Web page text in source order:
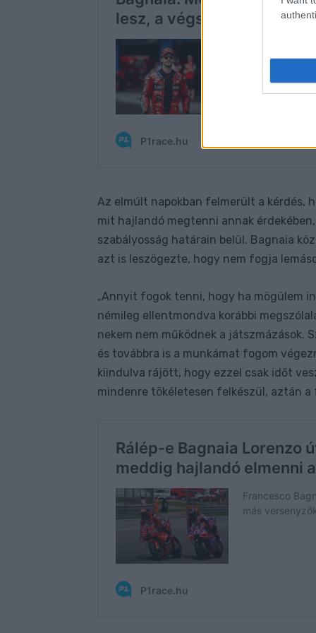
Az elmúlt napokban felmerült a kérdés,
mit hajlandó megtenni annak
szabályosság határain belül. Bagnaia
azt is leszögezte, hogy nem fogja
„Annyit fogok tenni, hogy ha mögülem
némileg ellentmondva korábbi
nekem nem működnek a játszmázások.
és továbbra is a munkámat fogom
kiindulva rájött, hogy ezzel csak időt
mindenre tökéletesen felkészül, aztán a